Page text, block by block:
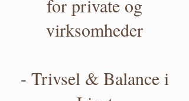
for private og
virksomheder
- Trivsel & Balance i